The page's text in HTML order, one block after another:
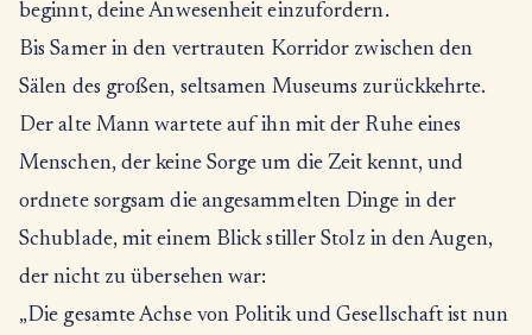
beginnt, deine Anwesenheit einzufordern.
Bis Samer in den vertrauten Korridor zwischen den
Sälen des großen, seltsamen Museums zurückkehrte.
Der alte Mann wartete auf ihn mit der Ruhe eines
Menschen, der keine Sorge um die Zeit kennt, und
ordnete sorgsam die angesammelten Dinge in der
Schublade, mit einem Blick stiller Stolz in den Augen,
der nicht zu übersehen war:
„Die gesamte Achse von Politik und Gesellschaft ist nun